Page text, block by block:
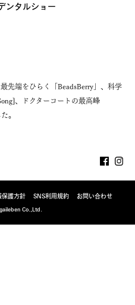
ンタルショー
先端をひらく「BeadsBerry」、科学
、ドクターコートの最高峰
。
保護方針 SNS利用規約
お問い合わせ
Co.,Ltd.